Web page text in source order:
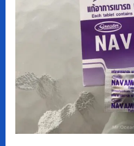
説
ン